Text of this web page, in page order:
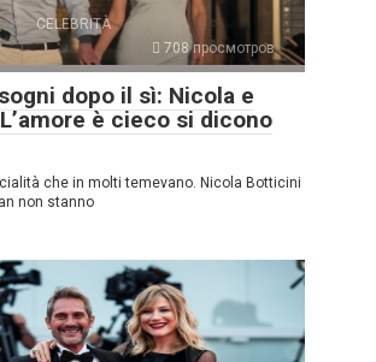
CELEBRITÀ
708 просмотров
dopo il sì: Nicola e
è cieco si dicono
che in molti temevano. Nicola Botticini
non stanno